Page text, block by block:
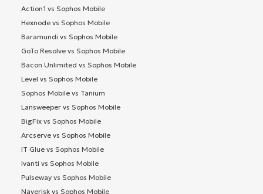
Action1 vs Sophos Mobile
Hexnode vs Sophos Mobile
Baramundi vs Sophos Mobile
GoTo Resolve vs Sophos Mobile
Bacon Unlimited vs Sophos Mobile
Level vs Sophos Mobile
Sophos Mobile vs Tanium
Lansweeper vs Sophos Mobile
BigFix vs Sophos Mobile
Arcserve vs Sophos Mobile
IT Glue vs Sophos Mobile
Ivanti vs Sophos Mobile
Pulseway vs Sophos Mobile
Naverisk vs Sophos Mobile